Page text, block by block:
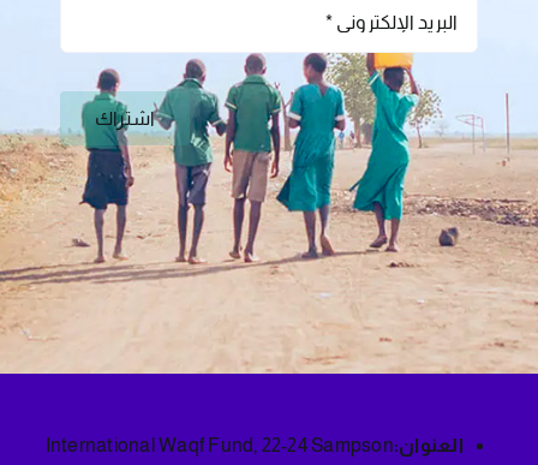
اشتراك
العنوان:International Waqf Fund, 22-24 Sampson